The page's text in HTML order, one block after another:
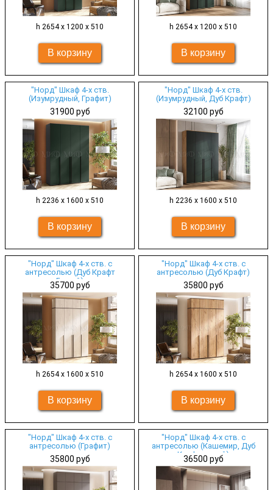
h 2654 х 1200 х 510 h 2654 х 1200 х 510
"Норд" Шкаф 4-х ств.
(Изумрудный, Графит)
31900 руб
h 2236 х 1600 х 510
"Норд" Шкаф 4-х ств.
(Изумрудный, Дуб Крафт)
32100 руб
h 2236 х 1600 х 510
"Норд" Шкаф 4-х ств. с
антресолью (Дуб Крафт
Белый)
35700 руб
h 2654 х 1600 х 510
"Норд" Шкаф 4-х ств. с
антресолью (Дуб Крафт)
35800 руб
h 2654 х 1600 х 510
"Норд" Шкаф 4-х ств. с
антресолью (Графит)
35800 руб
"Норд" Шкаф 4-х ств. с
антресолью (Кашемир, Дуб
Крафт серый)
36500 руб